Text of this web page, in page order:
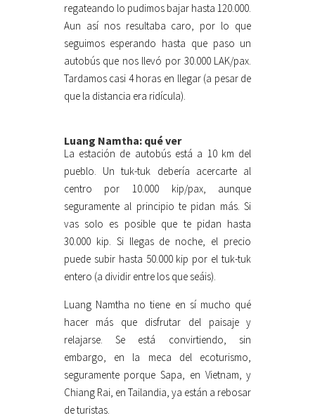
regateando lo pudimos bajar hasta 120.000.
Aun así nos resultaba caro, por lo que
seguimos esperando hasta que paso un
autobús que nos llevó por 30.000 LAK/pax.
Tardamos casi 4 horas en llegar (a pesar de
que la distancia era ridícula).
Luang Namtha: qué ver
La estación de autobús está a 10 km del
pueblo. Un tuk-tuk debería acercarte al
centro por 10.000 kip/pax, aunque
seguramente al principio te pidan más. Si
vas solo es posible que te pidan hasta
30.000 kip. Si llegas de noche, el precio
puede subir hasta 50.000 kip por el tuk-tuk
entero (a dividir entre los que seáis).
Luang Namtha no tiene en sí mucho qué
hacer más que disfrutar del paisaje y
relajarse. Se está convirtiendo, sin
embargo, en la meca del ecoturismo,
seguramente porque Sapa, en Vietnam, y
Chiang Rai, en Tailandia, ya están a rebosar
de turistas.